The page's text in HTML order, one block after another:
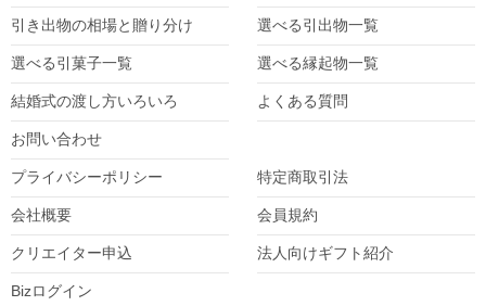
引き出物の相場と贈り分け 選べる引出物一覧
選べる引菓子一覧 選べる縁起物一覧
結婚式の渡し方いろいろ よくある質問
お問い合わせ
プライバシーポリシー 特定商取引法
会社概要 会員規約
クリエイター申込 法人向けギフト紹介
Bizログイン